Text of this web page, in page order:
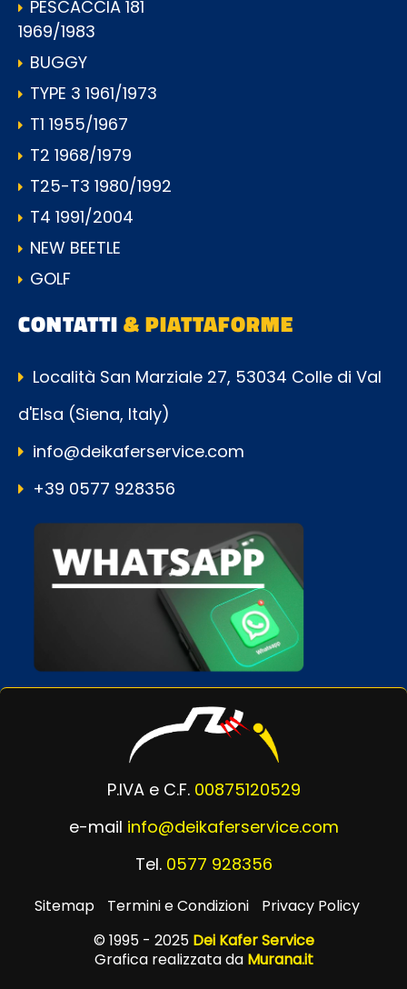
PESCACCIA 181
1969/1983
BUGGY
TYPE 3 1961/1973
T1 1955/1967
T2 1968/1979
T25-T3 1980/1992
T4 1991/2004
NEW BEETLE
GOLF
CONTATTI& PIATTAFORME
Località San Marziale 27, 53034 Colle di Val
d'Elsa (Siena, Italy)
info@deikaferservice.com
+39 0577 928356
P.IVA e C.F. 00875120529
e-mail info@deikaferservice.com
Tel. 0577 928356
Sitemap Termini e Condizioni
Privacy Policy
© 1995 - 2025 Dei Kafer Service
Grafica realizzata da Murana.it